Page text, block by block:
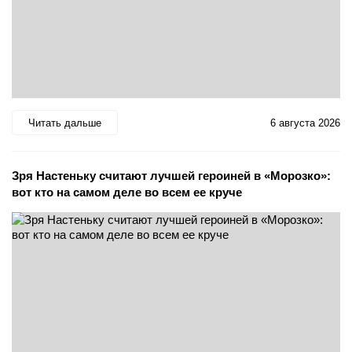
Читать дальше 6 августа 2026
Зря Настеньку считают лучшей героиней в «Морозко»:
вот кто на самом деле во всем ее круче